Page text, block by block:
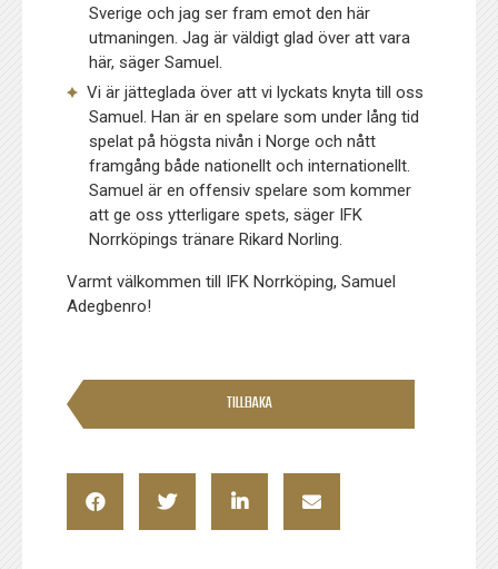
Sverige och jag ser fram emot den här
utmaningen. Jag är väldigt glad över att vara
här, säger Samuel.
Vi är jätteglada över att vi lyckats knyta till oss
Samuel. Han är en spelare som under lång tid
spelat på högsta nivån i Norge och nått
framgång både nationellt och internationellt.
Samuel är en offensiv spelare som kommer
att ge oss ytterligare spets, säger IFK
Norrköpings tränare Rikard Norling.
Varmt välkommen till IFK Norrköping, Samuel
Adegbenro!
TILLBAKA